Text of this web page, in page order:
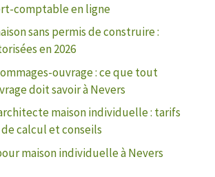
comptable en ligne
sans permis de construire :
en 2026
ouvrage : ce que tout
doit savoir à Nevers
maison individuelle : tarifs
calcul et conseils
maison individuelle à Nevers